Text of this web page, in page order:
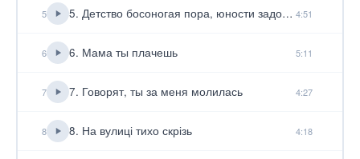
5 5. Детство босоногая пора, юности задорные порывы
4:51
6 6. Мама ты плачешь 5:11
7 7. Говорят, ты за меня молилась 4:27
8 8. На вулиці тихо скрізь 4:18